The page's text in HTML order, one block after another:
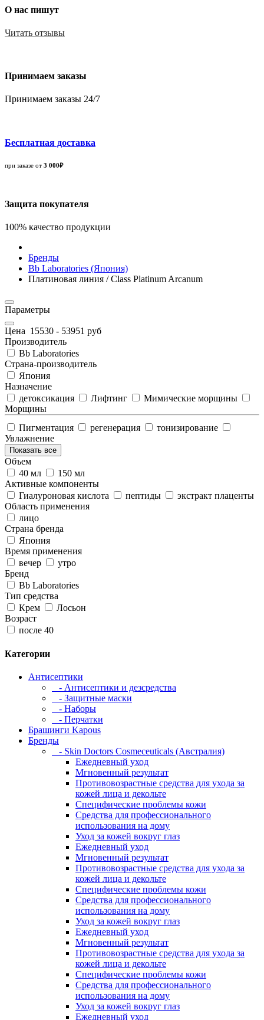
О нас пишут
Читать отзывы
Принимаем заказы
Принимаем заказы 24/7
Бесплатная доставка
при заказе от 3 000₽
Защита покупателя
100% качество продукции
Бренды
Bb Laboratories (Япония)
Платиновая линия / Class Platinum Arcanum
Параметры
Цена 15530 - 53951 руб
Производитель
Bb Laboratories
Страна-производитель
Япония
Назначение
детоксикация
Лифтинг
Мимические морщины
Морщины
Пигментация
регенерация
тонизирование
Увлажнение
Показать все
Объем
40 мл
150 мл
Активные компоненты
Гиалуроновая кислота
пептиды
экстракт плаценты
Область применения
лицо
Страна бренда
Япония
Время применения
вечер
утро
Бренд
Bb Laboratories
Тип средства
Крем
Лосьон
Возраст
после 40
Категории
Антисептики
- Антисептики и дезсредства
- Защитные маски
- Наборы
- Перчатки
Брашинги Kapous
Бренды
- Skin Doctors Cosmeceuticals (Австралия)
Ежедневный уход
Мгновенный результат
Противовозрастные средства для ухода за
кожей лица и декольте
Специфические проблемы кожи
Средства для профессионального
использования на дому
Уход за кожей вокруг глаз
Ежедневный уход
Мгновенный результат
Противовозрастные средства для ухода за
кожей лица и декольте
Специфические проблемы кожи
Средства для профессионального
использования на дому
Уход за кожей вокруг глаз
Ежедневный уход
Мгновенный результат
Противовозрастные средства для ухода за
кожей лица и декольте
Специфические проблемы кожи
Средства для профессионального
использования на дому
Уход за кожей вокруг глаз
Ежедневный уход